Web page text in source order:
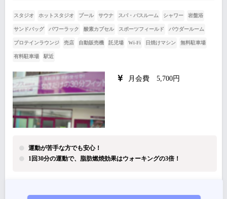
スタジオ ホットスタジオ プール サウナ スパ・バスルーム シャワー 岩盤浴
サンドバッグ パワーラック 酸素カプセル スポーツフィールド パウダールーム
プロテインラウンジ 売店 自動販売機 託児場 Wi-Fi 日焼けマシン 無料駐車場
有料駐車場 駅近
月会費 5,700円
運動が苦手な方でも安心！
1回30分の運動で、脂肪燃焼効果はウォーキングの3倍！